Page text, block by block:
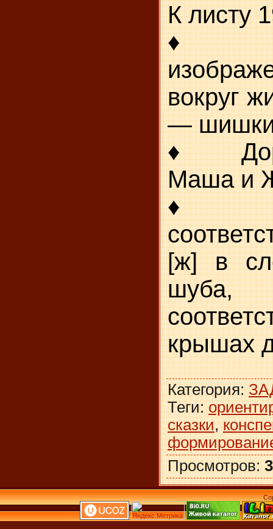
К листу
♦
вокруг
—
♦
Маша и
♦
[ж] в
крышах
Категория:
Теги:
сказки,
Просмотров: